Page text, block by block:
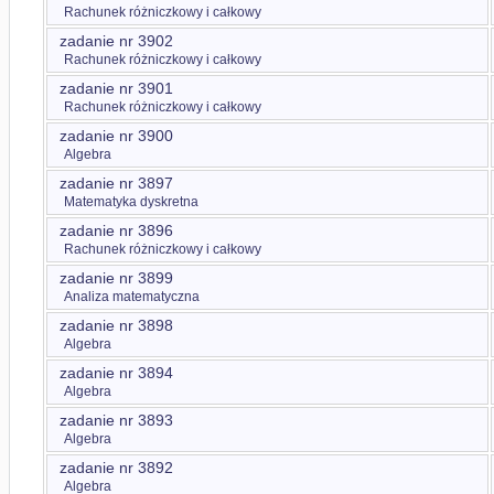
Rachunek różniczkowy i całkowy
zadanie nr 3902
Rachunek różniczkowy i całkowy
zadanie nr 3901
Rachunek różniczkowy i całkowy
zadanie nr 3900
Algebra
zadanie nr 3897
Matematyka dyskretna
zadanie nr 3896
Rachunek różniczkowy i całkowy
zadanie nr 3899
Analiza matematyczna
zadanie nr 3898
Algebra
zadanie nr 3894
Algebra
zadanie nr 3893
Algebra
zadanie nr 3892
Algebra